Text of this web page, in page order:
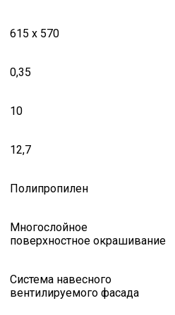
615 х 570
0,35
10
12,7
Полипропилен
Многослойное
поверхностное окрашивание
Система навесного
вентилируемого фасада